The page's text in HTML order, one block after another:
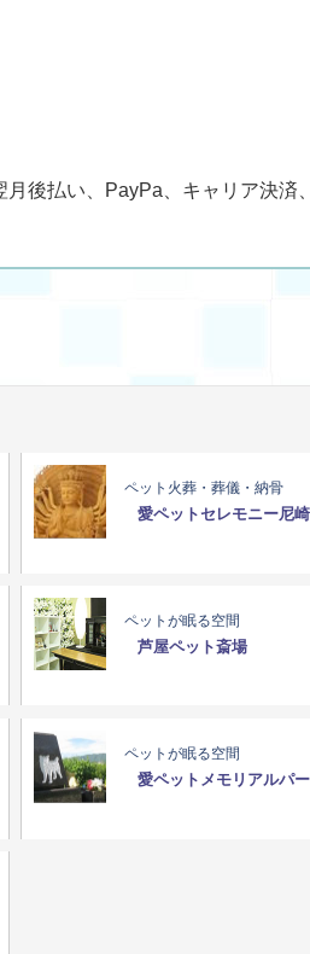
後払い、PayPa、キャリア決済
ペット火葬・葬儀・納骨
愛ペットセレモニー尼崎
ペットが眠る空間
芦屋ペット斎場
ペットが眠る空間
愛ペットメモリアルパ